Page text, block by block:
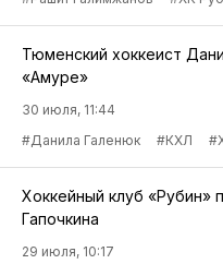
Тюменский хоккеист
«Амуре»
30 июля, 11:44
#Данила Галенюк
#КХЛ
Хоккейный клуб «Рубин»
Гапочкина
29 июля, 10:17